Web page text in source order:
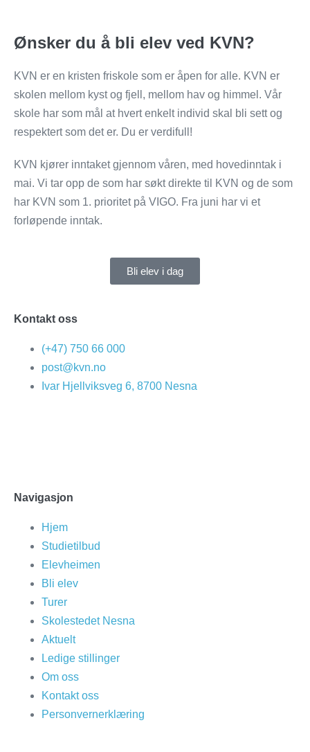
Ønsker du å bli elev ved KVN?
KVN er en kristen friskole som er åpen for alle. KVN er
skolen mellom kyst og fjell, mellom hav og himmel. Vår
skole har som mål at hvert enkelt individ skal bli sett og
respektert som det er. Du er verdifull!
KVN kjører inntaket gjennom våren, med hovedinntak i
mai. Vi tar opp de som har søkt direkte til KVN og de som
har KVN som 1. prioritet på VIGO. Fra juni har vi et
forløpende inntak.
Bli elev i dag
Kontakt oss
(+47) 750 66 000
post@kvn.no
Ivar Hjellviksveg 6, 8700 Nesna
Navigasjon
Hjem
Studietilbud
Elevheimen
Bli elev
Turer
Skolestedet Nesna
Aktuelt
Ledige stillinger
Om oss
Kontakt oss
Personvernerklæring